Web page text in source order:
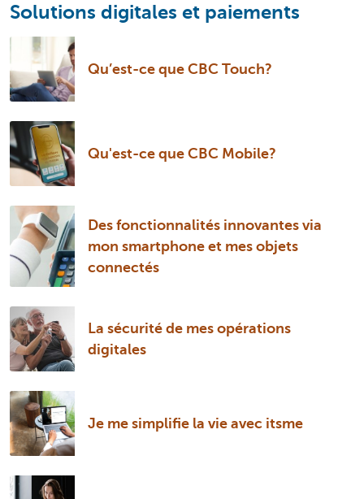
Solutions digitales et paiements
Qu’est-ce que CBC Touch?
Qu'est-ce que CBC Mobile?
Des fonctionnalités innovantes via
mon smartphone et mes objets
connectés
La sécurité de mes opérations
digitales
Je me simplifie la vie avec itsme